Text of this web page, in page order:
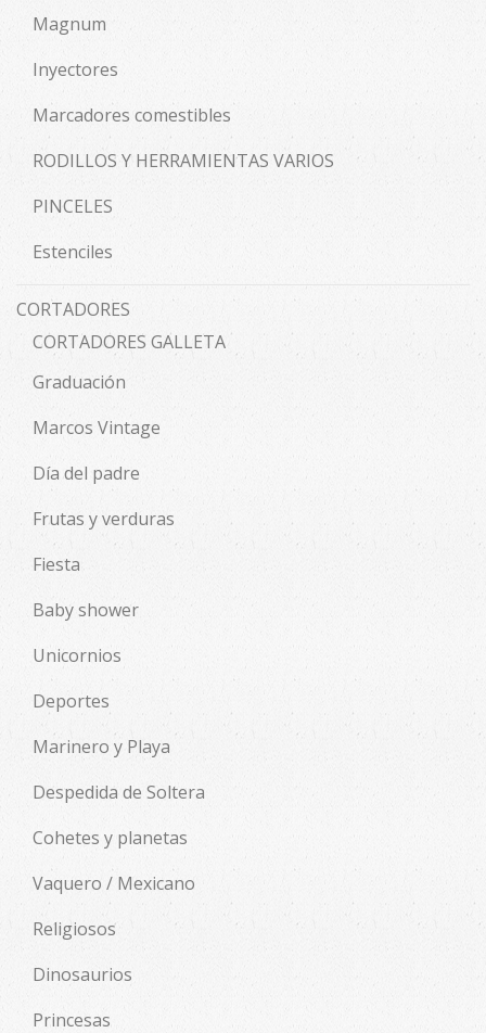
Magnum
Inyectores
Marcadores comestibles
RODILLOS Y HERRAMIENTAS VARIOS
PINCELES
Estenciles
CORTADORES
CORTADORES GALLETA
Graduación
Marcos Vintage
Día del padre
Frutas y verduras
Fiesta
Baby shower
Unicornios
Deportes
Marinero y Playa
Despedida de Soltera
Cohetes y planetas
Vaquero / Mexicano
Religiosos
Dinosaurios
Princesas